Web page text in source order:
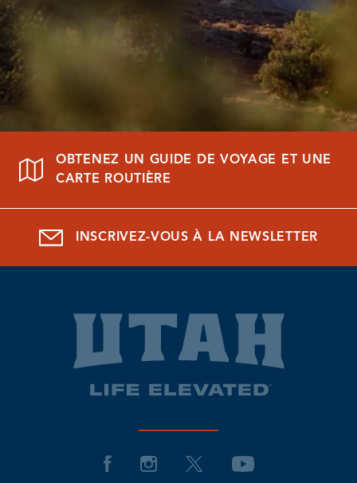
OBTENEZ UN GUIDE DE VOYAGE ET UNE
CARTE ROUTIÈRE
INSCRIVEZ-VOUS À LA NEWSLETTER